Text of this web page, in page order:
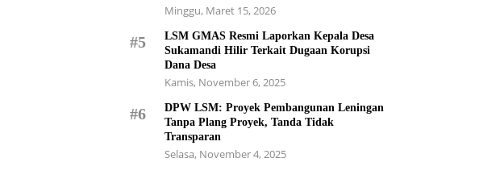
Minggu, Maret 15, 2026
#5
LSM GMAS Resmi Laporkan Kepala Desa
Sukamandi Hilir Terkait Dugaan Korupsi
Dana Desa
Kamis, November 6, 2025
#6
DPW LSM: Proyek Pembangunan Leningan
Tanpa Plang Proyek, Tanda Tidak
Transparan
Selasa, November 4, 2025